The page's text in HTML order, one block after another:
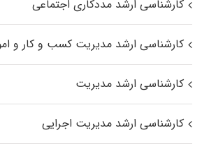
کارشناسی ارشد مددکاری اجتماعی
کارشناسی ارشد مدیریت کسب و کار و
کارشناسی ارشد مدیریت
کارشناسی ارشد مدیریت اجرایی